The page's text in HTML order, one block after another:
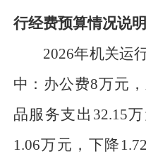
行经费预算情况说明
2026年机关运
中：办公费8万元
品服务支出 32.15
1.06万元 ，下降 1.72